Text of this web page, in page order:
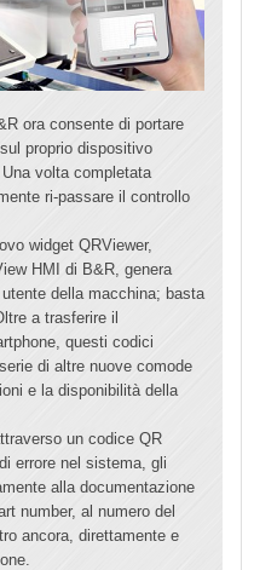
ora consente di portare
proprio dispositivo
volta completata
ri-passare il controllo
widget QRViewer,
HMI di B&R, genera
della macchina; basta
a trasferire il
questi codici
di altre nuove comode
e la disponibilità della
un codice QR
errore nel sistema, gli
alla documentazione
number, al numero del
ancora, direttamente e